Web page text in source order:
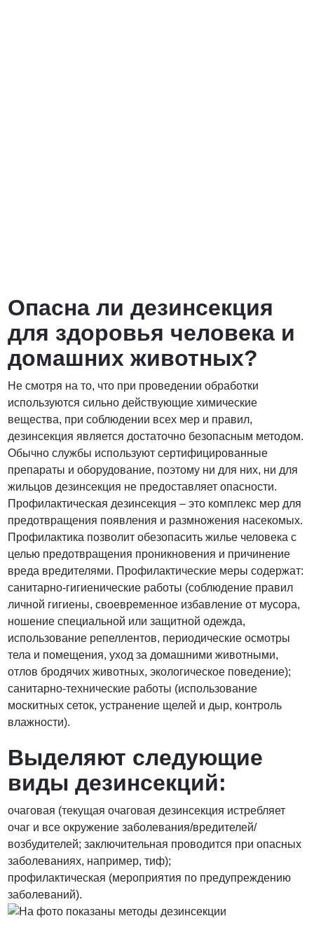
Опасна ли дезинсекция
для здоровья человека и
домашних животных?
Не смотря на то, что при проведении обработки
используются сильно действующие химические
вещества, при соблюдении всех мер и правил,
дезинсекция является достаточно безопасным методом.
Обычно службы используют сертифицированные
препараты и оборудование, поэтому ни для них, ни для
жильцов дезинсекция не предоставляет опасности.
Профилактическая дезинсекция – это комплекс мер для
предотвращения появления и размножения насекомых.
Профилактика позволит обезопасить жилье человека с
целью предотвращения проникновения и причинение
вреда вредителями. Профилактические меры содержат:
санитарно-гигиенические работы (соблюдение правил
личной гигиены, своевременное избавление от мусора,
ношение специальной или защитной одежда,
использование репеллентов, периодические осмотры
тела и помещения, уход за домашними животными,
отлов бродячих животных, экологическое поведение);
санитарно-технические работы (использование
москитных сеток, устранение щелей и дыр, контроль
влажности).
Выделяют следующие
виды дезинсекций:
очаговая (текущая очаговая дезинсекция истребляет
очаг и все окружение заболевания/вредителей/
возбудителей; заключительная проводится при опасных
заболеваниях, например, тиф);
профилактическая (мероприятия по предупреждению
заболеваний).